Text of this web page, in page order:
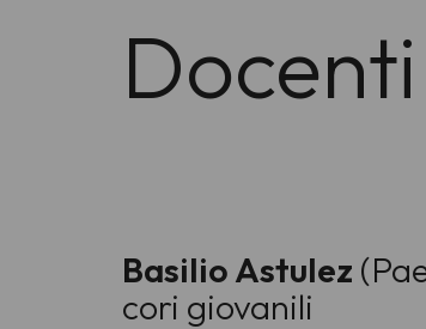
Docenti
Basilio Astulez
cori giovanili